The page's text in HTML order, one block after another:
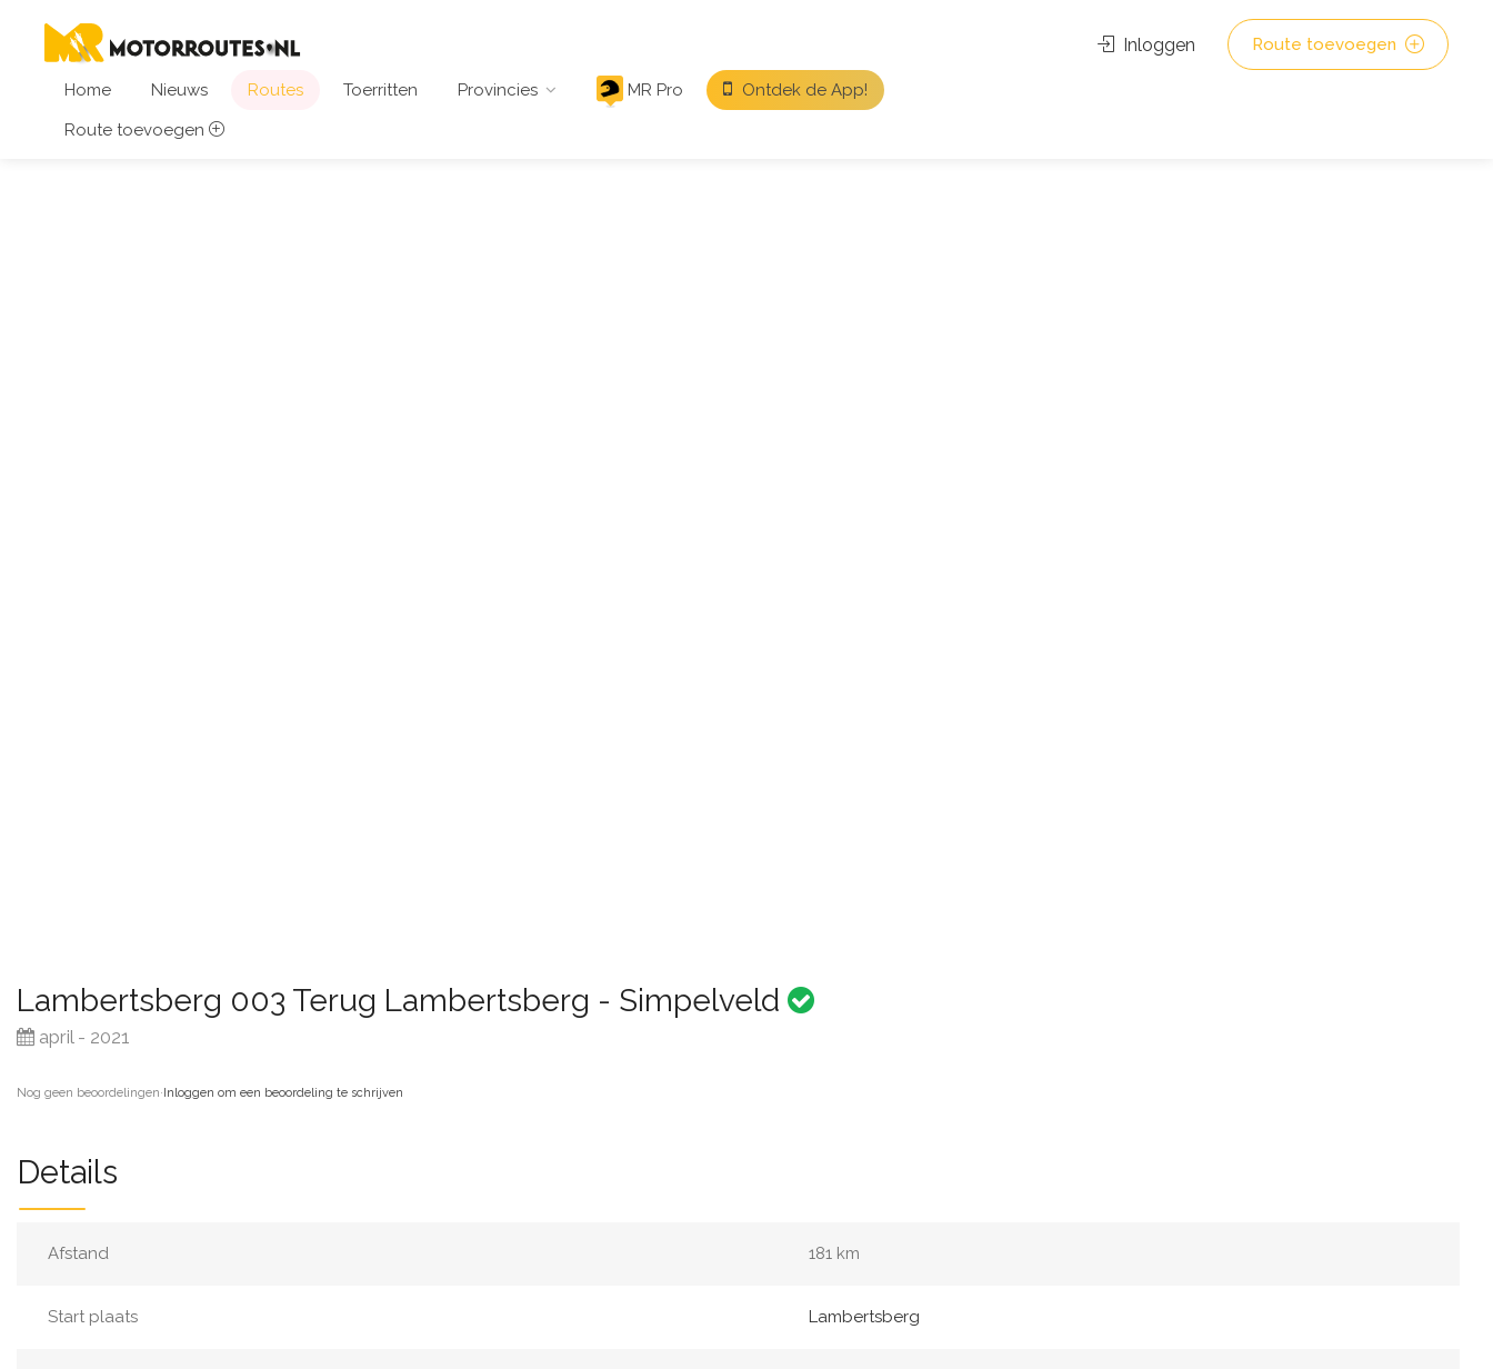
Home Nieuws Routes Toerritten Provincies MR Pro
Ontdek de App!
Route toevoegen
Inloggen Route toevoegen
Lambertsberg 003 Terug Lambertsberg - Simpelveld
april - 2021
Nog geen beoordelingen·Inloggen om een beoordeling te schrijven
Details
Afstand 181 km
Start plaats Lambertsberg